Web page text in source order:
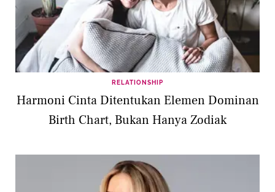
RELATIONSHIP
Harmoni Cinta Ditentukan Elemen Dominan
Birth Chart, Bukan Hanya Zodiak